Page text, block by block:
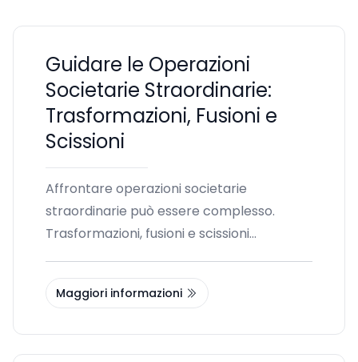
Guidare le Operazioni
Societarie Straordinarie:
Trasformazioni, Fusioni e
Scissioni
Affrontare operazioni societarie
straordinarie può essere complesso.
Trasformazioni, fusioni e scissioni
una profonda conoscenza delle
normative vigenti. Scegliere il consulente
Maggiori informazioni